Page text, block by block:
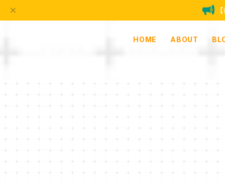
HOME ABOUT